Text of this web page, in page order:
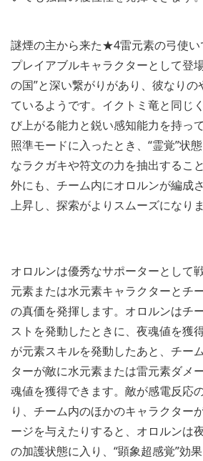
謎煙の主から来た★4雷元素の弓使い
プレイアブルキャラクターとして登
の国”と深い繋がりがあり、彼なりの
ているようです。イクトミ竜と同じ
び上がる能力と鋭い感知能力を持っ
照準モードに入ったとき、“霊覚”状
なラクガキや符文の力を抽出するこ
外にも、チーム内にオロルンが編成
上昇し、探索がよりスムーズになりま
オロルンは優秀なサポーターとして
元素または水元素キャラクターとチ
の真価を発揮します。オロルンはチ
ストを発動したときに、夜魂値を獲
が元素スキルを発動したあと、チー
ターが敵に水元素または雷元素ダメ
魂値を獲得できます。敵が感電反応
り、チーム内のほかのキャラクター
ージを与えたりすると、オロルンは
の加護状態に入り、“顕象超感覚”効